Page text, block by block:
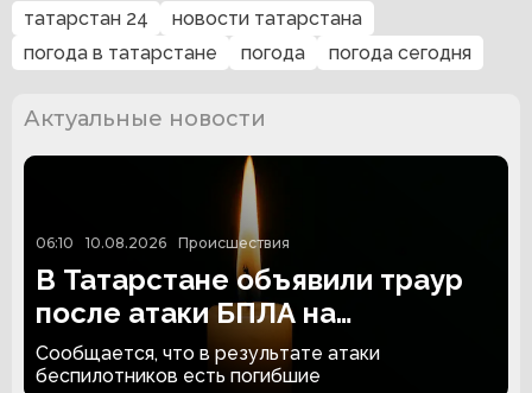
татарстан 24
новости татарстана
погода в татарстане
погода погода сегодня
Актуальные новости
06:10 10.08.2026 Происшествия
В Татарстане объявили траур
после атаки БПЛА на
Нижнекамск
Сообщается, что в результате атаки
беспилотников есть погибшие